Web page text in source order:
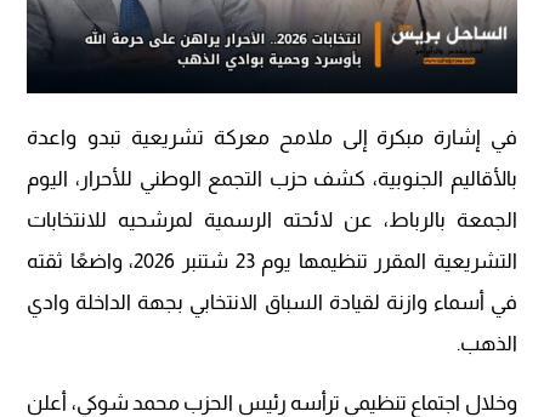
في إشارة مبكرة إلى ملامح معركة تشريعية تبدو واعدة
بالأقاليم الجنوبية، كشف حزب التجمع الوطني للأحرار، اليوم
الجمعة بالرباط، عن لائحته الرسمية لمرشحيه للانتخابات
التشريعية المقرر تنظيمها يوم 23 شتنبر 2026، واضعًا ثقته
في أسماء وازنة لقيادة السباق الانتخابي بجهة الداخلة وادي
الذهب.
وخلال اجتماع تنظيمي ترأسه رئيس الحزب محمد شوكي، أعلن